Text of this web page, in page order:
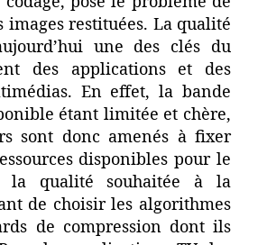
images restituées. La qualité
une des clés du
des applications et des
En effet, la bande
étant limitée et chère,
sont donc amenés à fixer
disponibles pour le
la qualité souhaitée à la
de choisir les algorithmes
de compression dont ils